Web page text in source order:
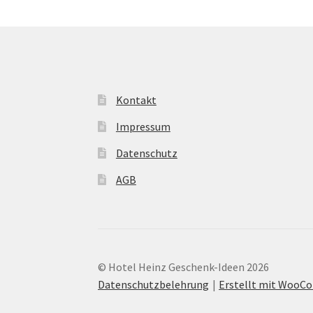
Kontakt
Impressum
Datenschutz
AGB
© Hotel Heinz Geschenk-Ideen 2026
Datenschutzbelehrung
Erstellt mit